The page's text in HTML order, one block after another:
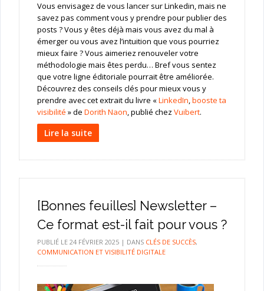
Vous envisagez de vous lancer sur Linkedin, mais ne
savez pas comment vous y prendre pour publier des
posts ? Vous y êtes déjà mais vous avez du mal à
émerger ou vous avez l’intuition que vous pourriez
mieux faire ? Vous aimeriez renouveler votre
méthodologie mais êtes perdu… Bref vous sentez
que votre ligne éditoriale pourrait être améliorée.
Découvrez des conseils clés pour mieux vous y
prendre avec cet extrait du livre «LinkedIn,booste ta
visibilité » de Dorith Naon, publié chez Vuibert.
Lire la suite
[Bonnes feuilles] Newsletter –
Ce format est-il fait pour vous ?
PUBLIÉ LE 24 FÉVRIER 2025| DANS CLÉS DE SUCCÈS,
COMMUNICATION ET VISIBILITÉ DIGITALE